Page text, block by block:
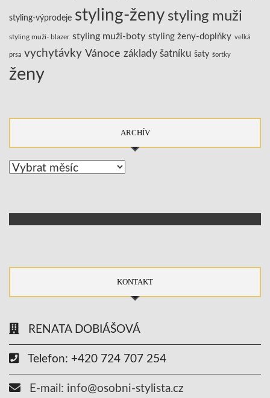
styling-výprodeje styling-ženy styling muži
styling muži- blazer styling muži-boty styling ženy-doplňky velká
prsa vychytávky Vánoce základy šatníku šaty šortky
ženy
ARCHÍV
Archív
KONTAKT
RENATA DOBIÁŠOVÁ
Telefon: +420 724 707 254
E-mail: info@osobni-stylista.cz